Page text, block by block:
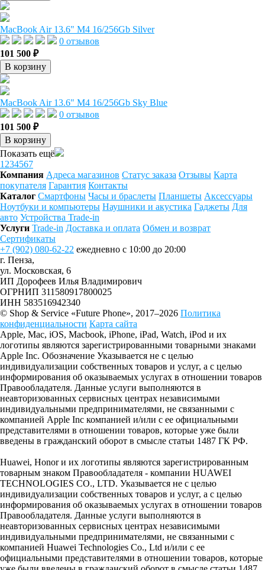
MacBook Air 13.6" M4 16/256Gb Silver
0 отзывов
101 500 ₽
В корзину
MacBook Air 13.6" M4 16/256Gb Sky Blue
0 отзывов
101 500 ₽
В корзину
Показать ещё
1 234567
Компания Адреса магазинов Статус заказа Отзывы Карта
покупателя Гарантия Контакты
Каталог Смартфоны Часы и браслеты Планшеты Аксессуары
Ноутбуки и компьютеры Наушники и акустика Гаджеты Для
авто Устройства Trade-in
Услуги Trade-in Доставка и оплата Обмен и возврат
Сертификаты
+7 (902) 080-62-22 ежедневно с 10:00 до 20:00
г. Пенза,
ул. Московская, 6
ИП Дорофеев Илья Владимирович
ОГРНИП 311580917800025
ИНН 583516942340
© Shop & Service «Future Phone», 2017–2026 Политика
конфиденциальности Карта сайта
Apple, Mac, iOS, Macbook, iPhone, iPad, Watch, iPod и их
логотипы являются зарегистрированными товарными знаками
Apple Inc. Обозначение Указывается не с целью
индивидуализации собственных товаров и услуг, а с целью
информирования об оказываемых услугах в отношении товаров
Правообладателя. Данные услуги выполняются в
неавторизованных сервисных центрах независимыми
индивидуальными предпринимателями, не связанными с
компанией Apple Inc компанией и/или с ее официальными
представителями в отношении товаров, которые уже были
введены в гражданский оборот в смысле статьи 1487 ГК РФ.
Huawei, Honor и их логотипы являются зарегистрированным
товарным знаком Правообладателя - компании HUAWEI
TECHNOLOGIES CO., LTD. Указывается не с целью
индивидуализации собственных товаров и услуг, а с целью
информирования об оказываемых услугах в отношении товаров
Правообладателя. Данные услуги выполняются в
неавторизованных сервисных центрах независимыми
индивидуальными предпринимателями, не связанными с
компанией Huawei Technologies Co., Ltd и/или с ее
официальными представителями в отношении товаров, которые